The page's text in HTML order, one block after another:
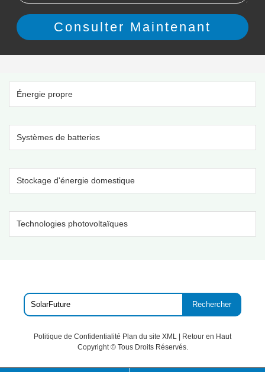
Énergie propre
Systèmes de batteries
Stockage d'énergie domestique
Technologies photovoltaïques
Rechercher
Politique de Confidentialité Plan du site XML | Retour en Haut
Copyright © Tous Droits Réservés.